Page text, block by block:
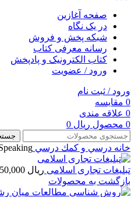
صفحه آغازین
در یک نگاه
شبکه پخش و فروش
رسانه معرفی کتاب
کتاب الکترونیک و پادپخش
ورود / عضویت
ورود / ثبت نام
0 مقایسه
0 علاقه مندی
0 محصول ریال
خانه درسي و كمك درسي
تبلیغات تجاری اسلامی ریال
بازگشت به محصولات